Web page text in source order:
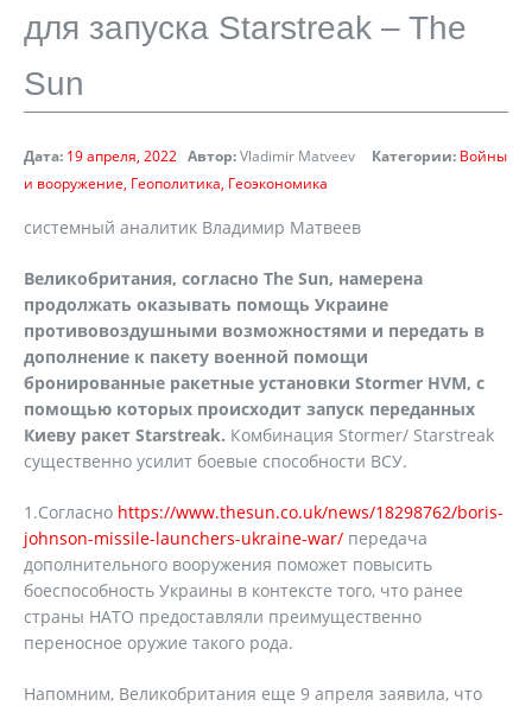
для запуска Starstreak – The
Sun
Дата: 19 апреля, 2022 Автор:Vladimir Matveev Категории: Войны
и вооружение Геополитика Геоэкономика
системный аналитик Владимир Матвеев
Великобритания, согласно The Sun, намерена
продолжать оказывать помощь Украине
противовоздушными возможностями и передать в
дополнение к пакету военной помощи
бронированные ракетные установки Stormer HVM, с
помощью которых происходит запуск переданных
Киеву ракет Starstreak. Комбинация Stormer/ Starstreak
существенно усилит боевые способности ВСУ.
1.Согласно https://www.thesun.co.uk/news/18298762/boris-
johnson-missile-launchers-ukraine-war/ передача
дополнительного вооружения поможет повысить
боеспособность Украины в контексте того, что ранее
страны НАТО предоставляли преимущественно
переносное оружие такого рода.
Напомним, Великобритания еще 9 апреля заявила, что